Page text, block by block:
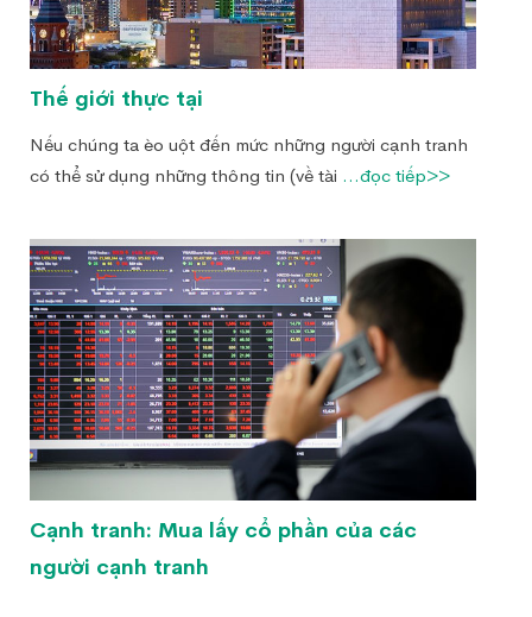
Thế giới thực tại
Nếu chúng ta èo uột đến mức những người cạnh tranh
có thể sử dụng những thông tin (về tài ...đọc tiếp>>
Cạnh tranh: Mua lấy cổ phần của các
người cạnh tranh